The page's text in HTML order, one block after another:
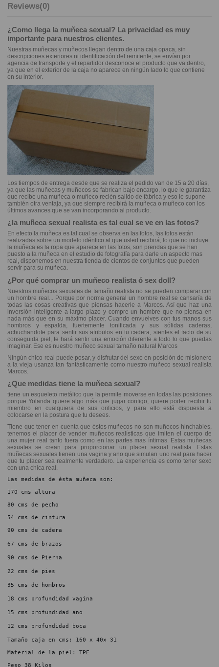
Reviews(0)
¿Como llega la muñeca sexual? La privacidad es muy
importante para nuestros clientes.
Nuestras muñecas y muñecos llegan dentro de una caja opaca, sin
descripciones exteriores ni identificación del remitente, se envían por
agencia de transporte y el repartidor desconoce el producto que va dentro,
ya que en el exterior de la caja no aparece en ningún lado lo que contiene
en su interior.
Los tiempos de entrega desde que se realiza el pedido van de 15 a 20 días,
ya que las muñecas y muñecos se fabrican bajo encargo, lo que le garantiza
que recibe una muñeca o muñeco recién salido de fábrica y eso le supone
también otra ventaja, ya que siempre recibirá la muñeca o muñeco con los
últimos avances que se van incorporando al producto.
¿la muñeca sexual realista es tal cual se ve en las fotos?
En efecto la muñeca es tal cual se observa en las fotos, las fotos están
realizadas sobre un modelo idéntico al que usted recibirá, lo que no incluye
la muñeca es la ropa que aparece en las fotos, son prendas que se han
puesto a la muñeca en el estudio de fotografía para darle un aspecto mas
real, disponemos en nuestra tienda de cientos de conjuntos que pueden
servir para su muñeca.
¿Por qué comprar un muñeco realista ó sex doll?
Nuestros muñecos sexuales de tamaño realista no se pueden comparar con
un hombre real... Porque por norma general un hombre real se cansaría de
todas las cosas creativas que piensas hacerle a Marcos. Así que haz una
inversión inteligente a largo plazo y compre un hombre que no piensa en
nada más que en su máximo placer. Cuando envuelves con tus manos sus
hombros y espalda, fuertemente tonificada y sus sólidas caderas,
achuchandote para sentir sus atributos en tu cadera, sientes el tacto de su
conseguida piel, te hará sentir una emoción diferente a todo lo que puedas
imaginar. Ese es nuestro muñeco sexual tamaño natural Marcos
Ningún chico real puede posar, y disfrutar del sexo en posición de misionero
a la vieja usanza tan fantásticamente como nuestro muñeco sexual realista
Marcos.
¿Que medidas tiene la muñeca sexual?
tiene un esqueleto metálico que la permite moverse en todas las posiciones
porque Yolanda quiere algo más que jugar contigo, quiere poder recibir tu
miembro en cualquiera de sus orificios, y para ello está dispuesta a
colocarse en la postura que tu desees.
Tiene que tener en cuenta que éstos muñecos no son muñecos hinchables,
tenemos el placer de vender muñecos realísticas que imiten el cuerpo de
una mujer real tanto fuera como en las partes mas íntimas. Estas muñecas
sexuales se crean para proporcionar un placer sexual realista. Estas
muñecas sexuales tienen una vagina y ano que simulan uno real para hacer
que tu placer sea realmente verdadero. La experiencia es como tener sexo
con una chica real.
Las medidas de ésta muñeca son:
170 cms altura
80 cms de pecho
54 cms de cintura
90 cms de cadera
67 cms de brazos
90 cms de Pierna
22 cms de pies
35 cms de hombros
18 cms profundidad vagina
15 cms profundidad ano
12 cms profundidad boca
Tamaño caja en cms: 160 x 40x 31
Material de la piel: TPE
Peso 38 Kilos